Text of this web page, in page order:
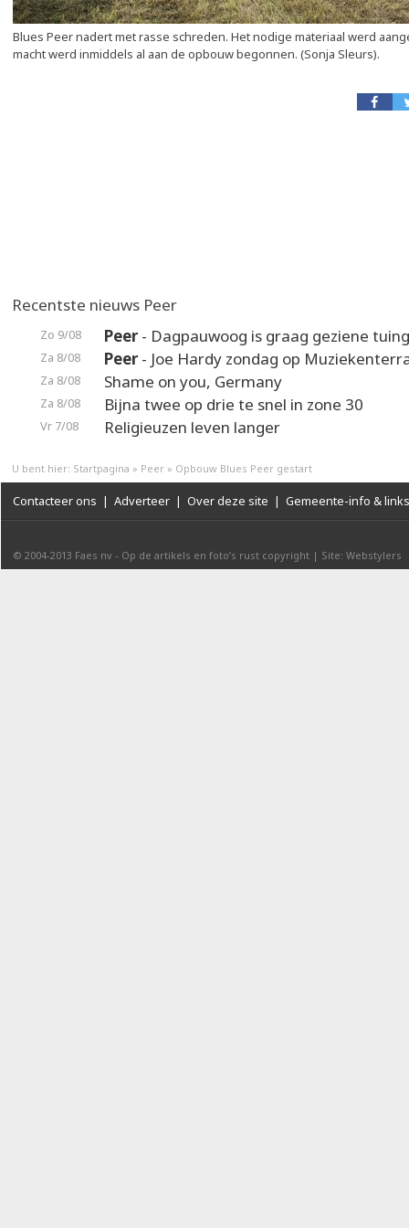
Blues Peer nadert met rasse schreden. Het nodige materiaal werd
macht werd inmiddels al aan de opbouw begonnen. (Sonja Sleurs).
Recentste nieuws Peer
Zo 9/08 Peer- Dagpauwoog is graag geziene
Za 8/08 Peer- Joe Hardy zondag op
Za 8/08 Shame on you, Germany
Za 8/08 Bijna twee op drie te snel in zone 30
Vr 7/08 Religieuzen leven langer
U bent hier: Startpagina » Peer » Opbouw Blues Peer gestart
Contacteer ons | Adverteer | Over deze site | Gemeente-info & links
© 2004-2013 Faes nv - Op de artikels en foto’s rust copyright | Site: Webstylers